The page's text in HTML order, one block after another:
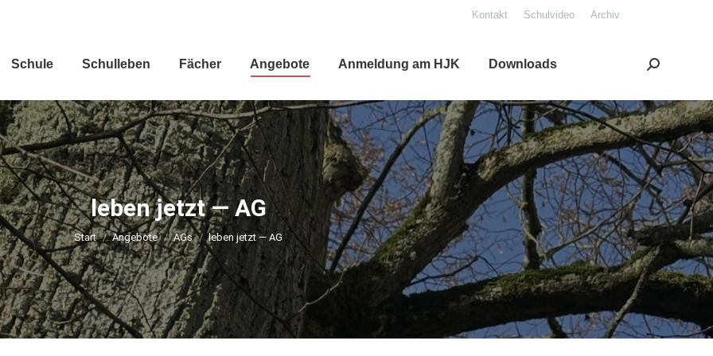
Kon­takt Schul­vi­deo Archiv
Schu­le Schul­le­ben Fächer Ange­bo­te Anmel­dung am HJK Down­loads Search:
leben jetzt — AG
Sie befinden sich hier:
Start Ange­bo­te AGs leben jetzt — AG